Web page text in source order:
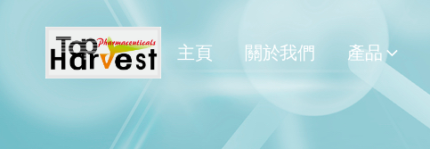
主頁 關於我們 產品